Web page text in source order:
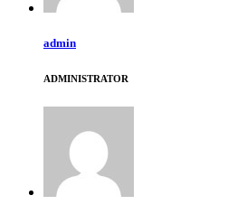
admin
ADMINISTRATOR